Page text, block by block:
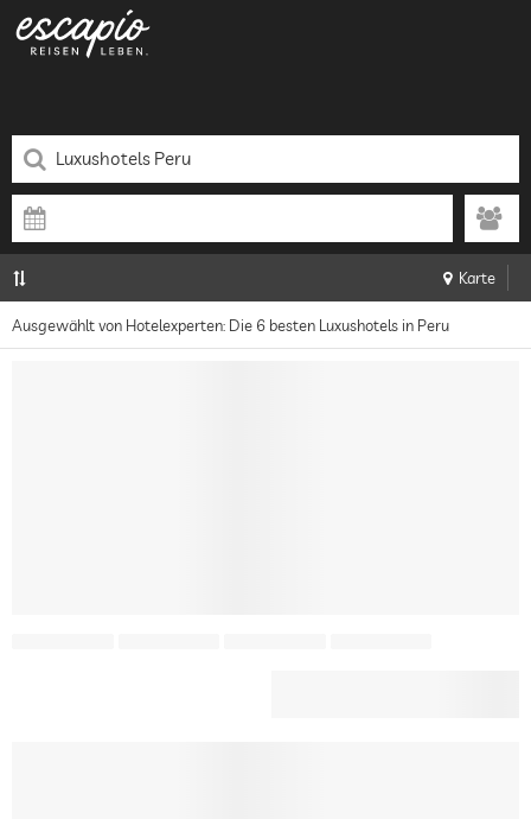
Karte
Ausgewählt von Hotelexperten: Die 6 besten Luxushotels in Peru